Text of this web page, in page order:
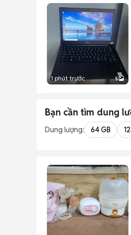
1 phút trước 5
Bạn cần tìm dung
Dung lượng: 64 GB